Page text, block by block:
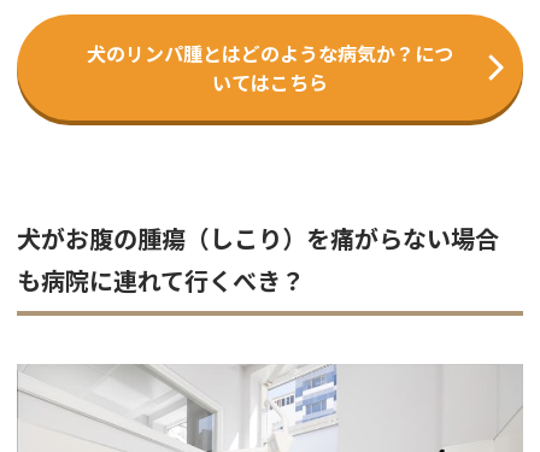
犬のリンパ腫とはどのような病気か？につ
いてはこちら
犬がお腹の腫瘍（しこり）を痛がらない場合
も病院に連れて行くべき？